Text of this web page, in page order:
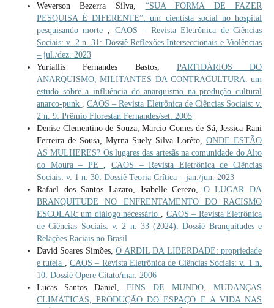
Weverson Bezerra Silva, “SUA FORMA DE FAZER
PESQUISA É DIFERENTE”: um cientista social no hospital
pesquisando morte
CAOS – Revista Eletrônica de Ciências
Sociais: v. 2 n. 31: Dossiê Reflexões Interseccionais e Violências
– jul./dez. 2023
Yuriallis Fernandes Bastos, PARTIDÁRIOS DO
ANARQUISMO, MILITANTES DA CONTRACULTURA: um
estudo sobre a influência do anarquismo na produção cultural
anarco-punk
,CAOS – Revista Eletrônica de Ciências Sociais: v.
2 n. 9: Prêmio Florestan Fernandes/set. 2005
Denise Clementino de Souza, Marcio Gomes de Sá, Jessica Rani
Ferreira de Sousa, Myrna Suely Silva Lorêto,ONDE ESTÃO
AS MULHERES? Os lugares das artesãs na comunidade do Alto
do Moura – PE
,CAOS – Revista Eletrônica de Ciências
Sociais: v. 1 n. 30: Dossiê Teoria Crítica – jan./jun. 2023
Rafael dos Santos Lazaro, Isabelle Cerezo, O LUGAR DA
BRANQUITUDE NO ENFRENTAMENTO DO RACISMO
ESCOLAR: um diálogo necessário
CAOS – Revista Eletrônica
de Ciências Sociais: v. 2 n. 33 (2024): Dossiê Branquitudes e
Relações Raciais no Brasil
David Soares Simões,O ARDIL DA LIBERDADE: propriedade
e tutela
CAOS – Revista Eletrônica de Ciências Sociais: v. 1 n.
10: Dossiê Opere Citato/mar. 2006
Lucas Santos Daniel, FINS DE MUNDO, MUDANÇAS
CLIMÁTICAS, PRODUÇÃO DO ESPAÇO E A VIDA NAS